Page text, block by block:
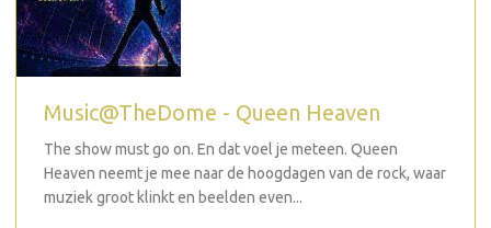
Music@TheDome - Queen Heaven
The show must go on. En dat voel je meteen. Queen
Heaven neemt je mee naar de hoogdagen van de rock, waar
muziek groot klinkt en beelden even...